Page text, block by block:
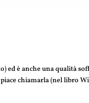
ed è anche una qualità
chiamarla (nel libro